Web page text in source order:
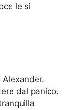
le si
Alexander.
dal panico.